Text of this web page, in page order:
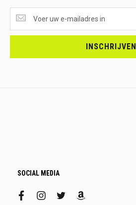
ONTVANGEN?
<br>SCHRIJF
INSCHRIJVEN
SOCIAL MEDIA
facebookinstagram
twitteramazon